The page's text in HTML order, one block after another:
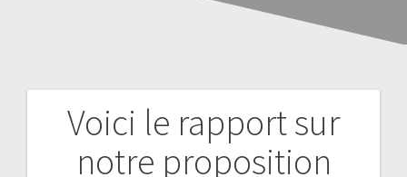
Voici le rapport sur
notre proposition